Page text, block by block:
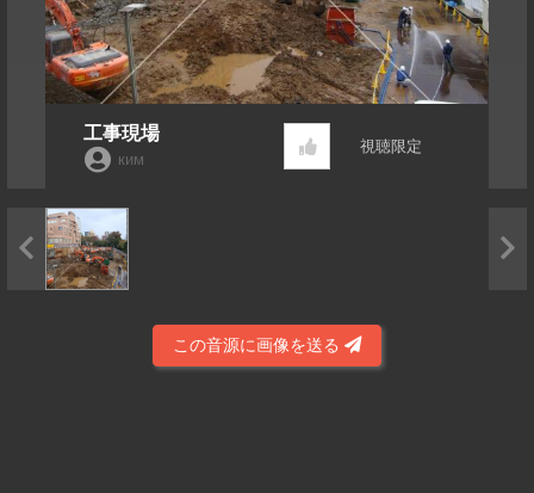
工事現場
ким
視聴限定
この音源に画像を送る